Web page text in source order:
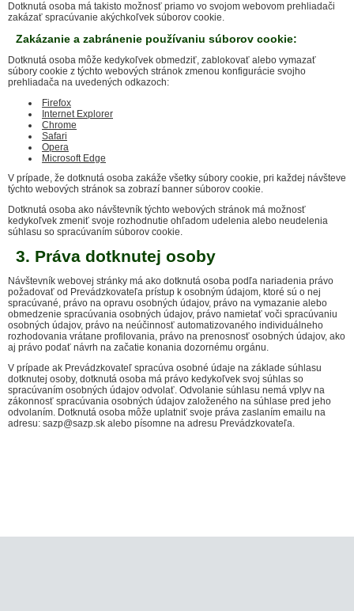
Dotknutá osoba má takisto možnosť priamo vo svojom webovom prehliadači
zakázať spracúvanie akýchkoľvek súborov cookie.
Zakázanie a zabránenie používaniu súborov cookie:
Dotknutá osoba môže kedykoľvek obmedziť, zablokovať alebo vymazať
súbory cookie z týchto webových stránok zmenou konfigurácie svojho
prehliadača na uvedených odkazoch:
Firefox
Internet Explorer
Chrome
Safari
Opera
Microsoft Edge
V prípade, že dotknutá osoba zakáže všetky súbory cookie, pri každej návšteve
týchto webových stránok sa zobrazí banner súborov cookie.
Dotknutá osoba ako návštevník týchto webových stránok má možnosť
kedykoľvek zmeniť svoje rozhodnutie ohľadom udelenia alebo neudelenia
súhlasu so spracúvaním súborov cookie.
3. Práva dotknutej osoby
Návštevník webovej stránky má ako dotknutá osoba podľa nariadenia právo
požadovať od Prevádzkovateľa prístup k osobným údajom, ktoré sú o nej
spracúvané, právo na opravu osobných údajov, právo na vymazanie alebo
obmedzenie spracúvania osobných údajov, právo namietať voči spracúvaniu
osobných údajov, právo na neúčinnosť automatizovaného individuálneho
rozhodovania vrátane profilovania, právo na prenosnosť osobných údajov, ako
aj právo podať návrh na začatie konania dozornému orgánu.
V prípade ak Prevádzkovateľ spracúva osobné údaje na základe súhlasu
dotknutej osoby, dotknutá osoba má právo kedykoľvek svoj súhlas so
spracúvaním osobných údajov odvolať. Odvolanie súhlasu nemá vplyv na
zákonnosť spracúvania osobných údajov založeného na súhlase pred jeho
odvolaním. Dotknutá osoba môže uplatniť svoje práva zaslaním emailu na
adresu: sazp@sazp.sk alebo písomne na adresu Prevádzkovateľa.